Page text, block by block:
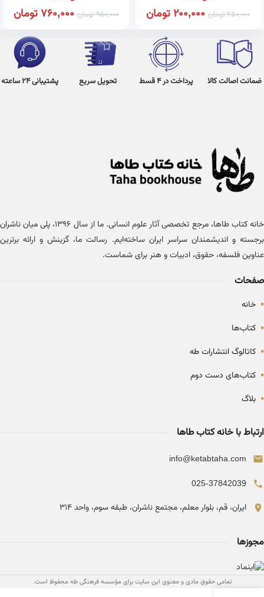
250,000تومان 200,000تومان 950,000تومان 760,000تومان
ضمانت اصالت کالا پرداخت در 4 قسط تحویل سریع پشتیبانی 24 ساعته
خانه کتاب طاها، مرجع تخصصی آثار علوم انسانی. ما از سال ۱۳۹۶، پلی میان ناشران
برجسته و اندیشمندان سراسر ایران ساخته‌ایم. رسالت ما، گزینش و ارائه برترین
عناوین فلسفه، حقوق، ادبیات و هنر برای شماست.
صفحات
• خانه
• کتاب‌ها
• کاتالوگ انتشارات طه
• کتاب‌های دست دوم
• بلاگ
ارتباط با خانه کتاب طاها
info@ketabtaha.com
025-37842039
ایران، قم، بلوار معلم، مجتمع ناشران، طبقه سوم، واحد ۳۱۴
مجوزها
تمامی حقوق مادی و معنوی این سایت برای مؤسسه فرهنگی طه محفوظ است.